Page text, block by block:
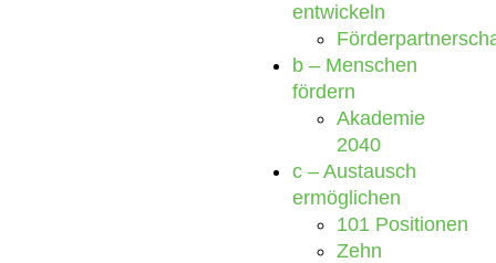
entwickeln
b – Menschen
fördern
Akademie
2040
c – Austausch
ermöglichen
101 Positionen
Zehn